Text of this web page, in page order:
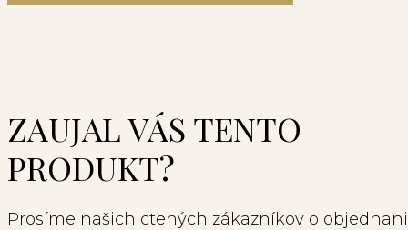
ZAUJAL VÁS TENTO
PRODUKT?
Prosíme našich ctených zákazníkov o